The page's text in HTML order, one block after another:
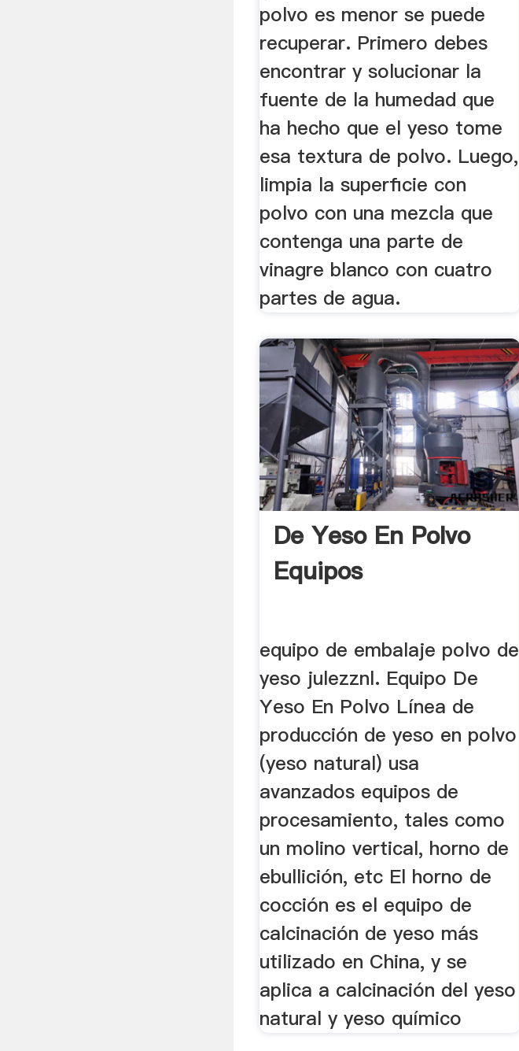
polvo es menor se puede
recuperar. Primero debes
encontrar y solucionar la
fuente de la humedad que
ha hecho que el yeso tome
esa textura de polvo. Luego,
limpia la superficie con
polvo con una mezcla que
contenga una parte de
vinagre blanco con cuatro
partes de agua.
De Yeso En Polvo
Equipos
equipo de embalaje polvo de
yeso julezznl. Equipo De
Yeso En Polvo Línea de
producción de yeso en polvo
(yeso natural) usa
avanzados equipos de
procesamiento, tales como
un molino vertical, horno de
ebullición, etc El horno de
cocción es el equipo de
calcinación de yeso más
utilizado en China, y se
aplica a calcinación del yeso
natural y yeso químico